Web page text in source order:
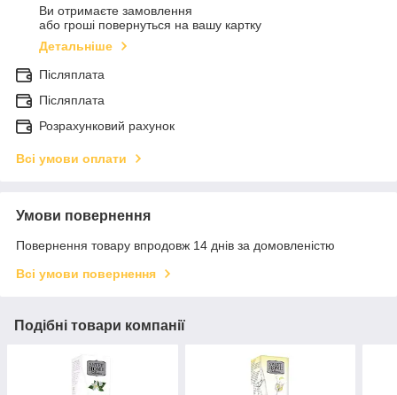
Ви отримаєте замовлення
або гроші повернуться на вашу картку
Детальніше
Післяплата
Післяплата
Розрахунковий рахунок
Всі умови оплати
Умови повернення
Повернення товару впродовж 14 днів за домовленістю
Всі умови повернення
Подібні товари компанії